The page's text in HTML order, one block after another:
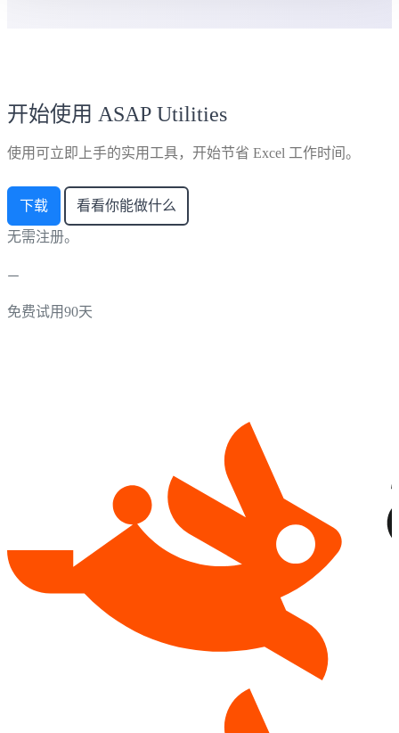
开始使用 ASAP Utilities
使用可立即上手的实用工具，开始节省 Excel 工作时间。
下载 看看你能做什么
无需注册。
免费试用90天